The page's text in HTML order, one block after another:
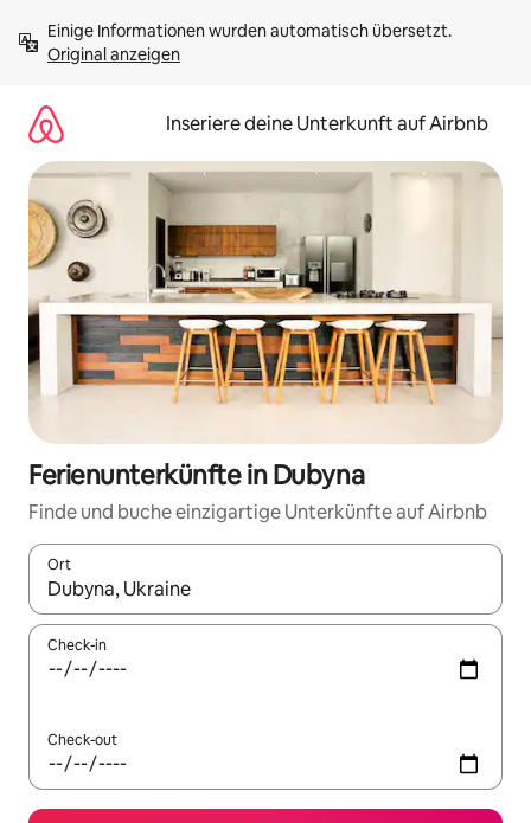
Inhalten
springenOriginal anzeigen
Inseriere deine Unterkunft auf Airbnb
Ferienunterkünfte in Dubyna
Finde und buche einzigartige Unterkünfte auf Airbnb
Ort
Wenn Ergebnisse verfügbar sind, navigiere mit den
Check-in
Check-out